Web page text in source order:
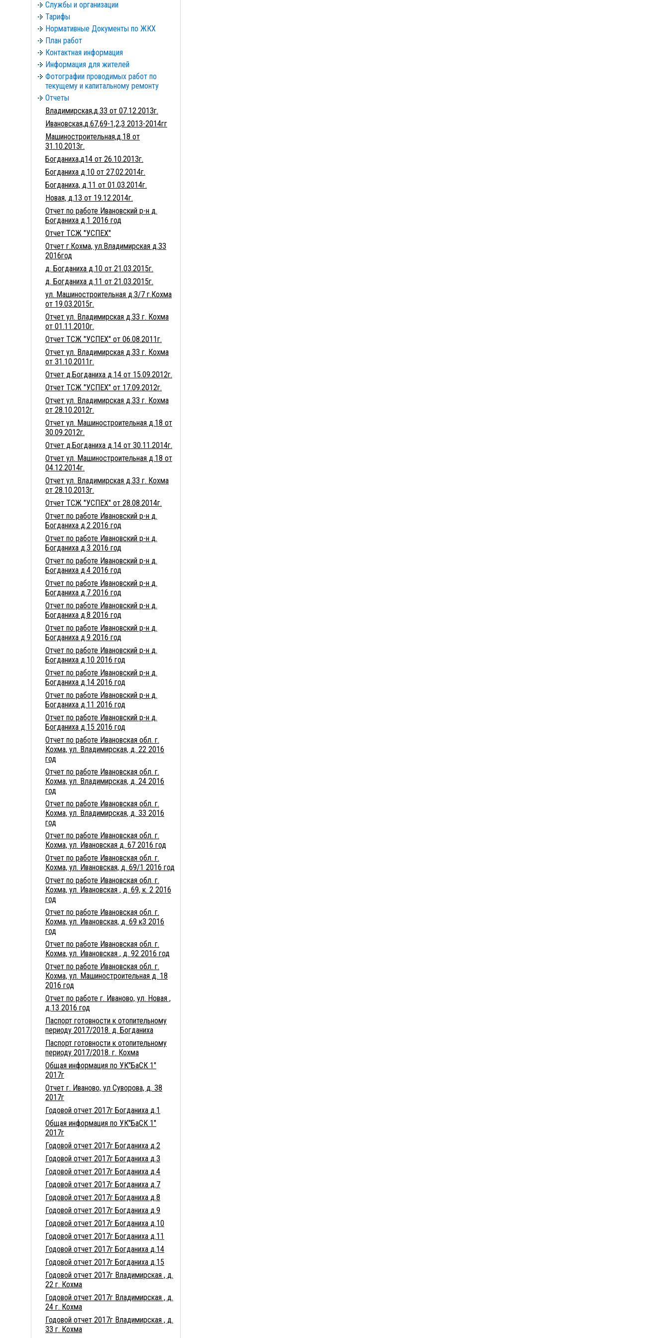
Службы и организации
Тарифы
Нормативные Документы по ЖКХ
План работ
Контактная информация
Информация для жителей
Фотографии проводимых работ по
текущему и капитальному ремонту
Отчеты
Владимирская,д.33 от 07.12.2013г.
Ивановская,д.67,69-1,2,3 2013-2014гг
Машиностроительная,д.18 от
31.10.2013г.
Богданиха,д14 от 26.10.2013г.
Богданиха д.10 от 27.02.2014г.
Богданиха, д.11 от 01.03.2014г.
Новая, д.13 от 19.12.2014г.
Отчет по работе Ивановский р-н д.
Богданиха д.1 2016 год
Отчет ТСЖ "УСПЕХ"
Отчет г.Кохма, ул.Владимирская д.33
2016год
д. Богданиха д.10 от 21.03.2015г.
д. Богданиха д.11 от 21.03.2015г.
ул. Машиностроительная д.3/7 г.Кохма
от 19.03.2015г.
Отчет ул. Владимирская д.33 г. Кохма
от 01.11.2010г.
Отчет ТСЖ "УСПЕХ" от 06.08.2011г.
Отчет ул. Владимирская д.33 г. Кохма
от 31.10.2011г.
Отчет д.Богданиха д.14 от 15.09.2012г.
Отчет ТСЖ "УСПЕХ" от 17.09.2012г.
Отчет ул. Владимирская д.33 г. Кохма
от 28.10.2012г.
Отчет ул. Машиностроительная д.18 от
30.09.2012г.
Отчет д.Богданиха д.14 от 30.11.2014г.
Отчет ул. Машиностроительная д.18 от
04.12.2014г.
Отчет ул. Владимирская д.33 г. Кохма
от 28.10.2013г.
Отчет ТСЖ "УСПЕХ" от 28.08.2014г.
Отчет по работе Ивановский р-н д.
Богданиха д.2 2016 год
Отчет по работе Ивановский р-н д.
Богданиха д.3 2016 год
Отчет по работе Ивановский р-н д.
Богданиха д.4 2016 год
Отчет по работе Ивановский р-н д.
Богданиха д.7 2016 год
Отчет по работе Ивановский р-н д.
Богданиха д.8 2016 год
Отчет по работе Ивановский р-н д.
Богданиха д.9 2016 год
Отчет по работе Ивановский р-н д.
Богданиха д.10 2016 год
Отчет по работе Ивановский р-н д.
Богданиха д.14 2016 год
Отчет по работе Ивановский р-н д.
Богданиха д.11 2016 год
Отчет по работе Ивановский р-н д.
Богданиха д.15 2016 год
Отчет по работе Ивановская обл. г.
Кохма, ул. Владимирская, д. 22 2016
год
Отчет по работе Ивановская обл. г.
Кохма, ул. Владимирская, д. 24 2016
год
Отчет по работе Ивановская обл. г.
Кохма, ул. Владимирская, д. 33 2016
год
Отчет по работе Ивановская обл. г.
Кохма, ул. Ивановская д. 67 2016 год
Отчет по работе Ивановская обл. г.
Кохма, ул. Ивановская, д. 69/1 2016 год
Отчет по работе Ивановская обл. г.
Кохма, ул. Ивановская , д. 69, к. 2 2016
год
Отчет по работе Ивановская обл. г.
Кохма, ул. Ивановская, д. 69 к3 2016
год
Отчет по работе Ивановская обл. г.
Кохма, ул. Ивановская , д. 92 2016 год
Отчет по работе Ивановская обл. г.
Кохма, ул. Машиностроительная д. 18
2016 год
Отчет по работе г. Иваново, ул. Новая ,
д.13 2016 год
Паспорт готовности к отопительному
периоду 2017/2018. д. Богданиха
Паспорт готовности к отопительному
периоду 2017/2018. г. Кохма
Общая информация по УК"БаСК 1"
2017г
Отчет г. Иваново, ул Суворова, д. 38
2017г
Годовой отчет 2017г Богданиха д.1
Общая информация по УК"БаСК 1"
2017г
Годовой отчет 2017г Богданиха д.2
Годовой отчет 2017г Богданиха д.3
Годовой отчет 2017г Богданиха д.4
Годовой отчет 2017г Богданиха д.7
Годовой отчет 2017г Богданиха д.8
Годовой отчет 2017г Богданиха д.9
Годовой отчет 2017г Богданиха д.10
Годовой отчет 2017г Богданиха д.11
Годовой отчет 2017г Богданиха д.14
Годовой отчет 2017г Богданиха д.15
Годовой отчет 2017г Владимирская , д.
22 г. Кохма
Годовой отчет 2017г Владимирская , д.
24 г. Кохма
Годовой отчет 2017г Владимирская , д.
33 г. Кохма